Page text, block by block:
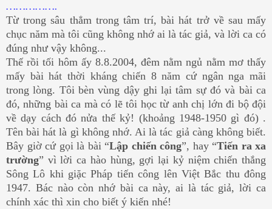
…………….
Từ trong sâu thẳm trong tâm trí, bài hát trở về sau mấy
chục năm mà tôi cũng không nhớ ai là tác giả, và lời ca có
đúng như vậy không...
Thế rồi tối hôm ấy 8.8.2004, đêm nằm ngủ nằm mơ thấy
mấy bài hát thời kháng chiến 8 năm cứ ngân nga mãi
trong lòng. Tôi bèn vùng dậy ghi lại tâm sự đó và bài ca
đó, những bài ca mà có lẽ tôi học từ anh chị lớn đi bộ đội
về dạy cách đó nửa thế kỷ! (khoảng 1948-1950 gì đó) .
Tên bài hát là gì không nhớ. Ai là tác giả càng không biết.
Bây giờ cứ gọi là bài “Lập chiến công”, hay “Tiến ra xa
trường” vì lời ca hào hùng, gợi lại kỷ niệm chiến thắng
Sông Lô khi giặc Pháp tiến công lên Việt Bắc thu đông
1947. Bác nào còn nhớ bài ca này, ai là tác giả, lời ca
chính xác thì xin cho biết ý kiến nhé!